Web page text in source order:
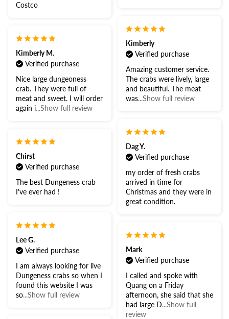
Costco
Kimberly
Verified purchase
Amazing customer service.
The crabs were lively, large
and beautiful. The meat
was...Show full review
Kimberly M.
Verified purchase
Nice large dungeoness
crab. They were full of
meat and sweet. I will order
again i...Show full review
Dag Y.
Verified purchase
my order of fresh crabs
arrived in time for
Christmas and they were in
great condition.
Chirst
Verified purchase
The best Dungeness crab
I've ever had !
Lee G.
Verified purchase
I am always looking for live
Dungeness crabs so when I
found this website I was
so...Show full review
Mark
Verified purchase
I called and spoke with
Quang on a Friday
afternoon, she said that she
had large D...Show full
review